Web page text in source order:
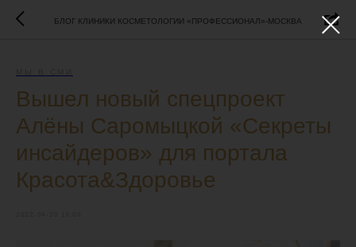
БЛОГ КЛИНИКИ КОСМЕТОЛОГИИ «ПРОФЕССИОНАЛ»-МОСКВА
Вышел новый спецпроект
Алёны Саромыцкой «Секреты
инсайдеров» для портала
Красота&Здоровье